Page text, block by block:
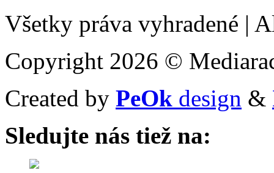
Všetky práva vyhradené |
Copyright 2026 ©
Created by PeOk design &
Sledujte nás tiež na: